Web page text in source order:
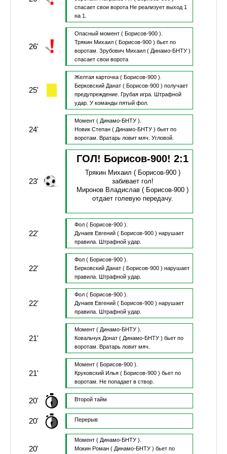
спасает свои ворота Не реализует выход 1
на 1.
26'
Опасный момент ( Борисов-900 ).
Трякин Михаил( Борисов-900 ) бьет по
воротам. Зрубович Михаил( Динамо-БНТУ )
спасает свои ворота
25'
Желтая карточка ( Борисов-900 ).
Берковский Данат( Борисов-900 ) получает
предупреждение.
Грубая игра.
Штрафной
удар. У команды пятый фол.
24'
Момент ( Динамо-БНТУ ).
Новик Степан( Динамо-БНТУ ) бьет по
воротам.
Вратарь ловит мяч. Угловой.
23'
ГОЛ! Борисов-900!2:1
Трякин Михаил ( Борисов-900 )
забивает гол!
Миронов Владислав ( Борисов-900 )
отдает голевую передачу.
22'
Фол ( Борисов-900 ).
Дунаев Евгений( Борисов-900 ) нарушает
правила.
Штрафной удар.
22'
Фол ( Борисов-900 ).
Берковский Данат( Борисов-900 ) нарушает
правила.
Штрафной удар.
22'
Фол ( Борисов-900 ).
Дунаев Евгений( Борисов-900 ) нарушает
правила.
Штрафной удар.
21'
Момент ( Динамо-БНТУ ).
Ковальчук Донат( Динамо-БНТУ ) бьет по
воротам.
Вратарь ловит мяч.
21'
Момент ( Борисов-900 ).
Круковский Илья( Борисов-900 ) бьет по
воротам.
Не попадает в створ.
20' Второй тайм
20' Перерыв
20'
Момент ( Динамо-БНТУ ).
Мокин Роман( Динамо-БНТУ ) бьет по